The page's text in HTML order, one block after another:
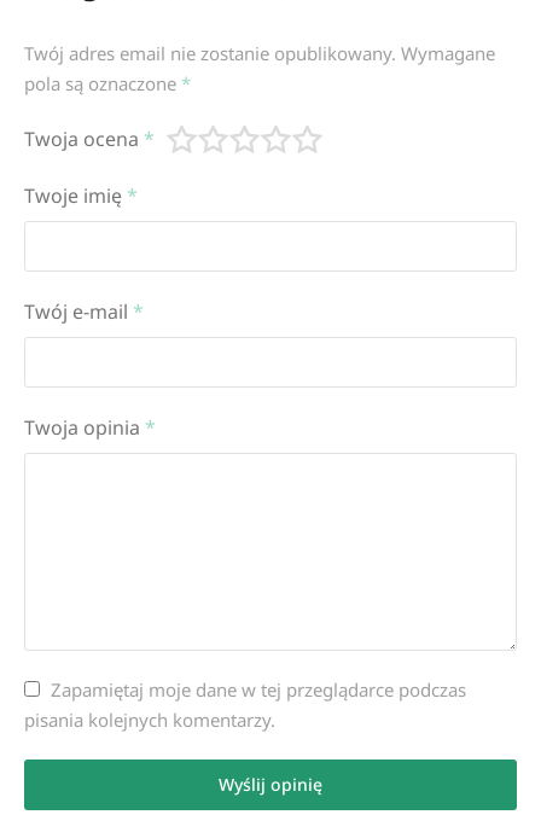
Twój adres email nie zostanie opublikowany. Wymagane
pola są oznaczone *
Twoja ocena *
Twoje imię *
Twój e-mail *
Twoja opinia *
Zapamiętaj moje dane w tej przeglądarce podczas
pisania kolejnych komentarzy.
Wyślij opinię